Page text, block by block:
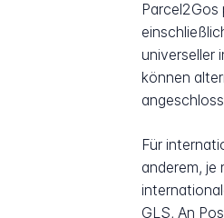
universeller
können
Für
anderem, je
GLS, An